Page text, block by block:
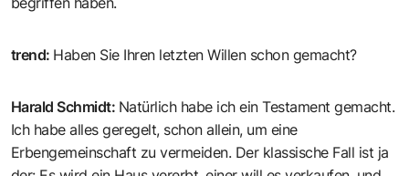
trend: Haben Sie Ihren letzten Willen schon gemacht?
Harald Schmidt: Natürlich habe ich ein Testament gemacht.
Ich habe alles geregelt, schon allein, um eine
Erbengemeinschaft zu vermeiden. Der klassische Fall ist ja